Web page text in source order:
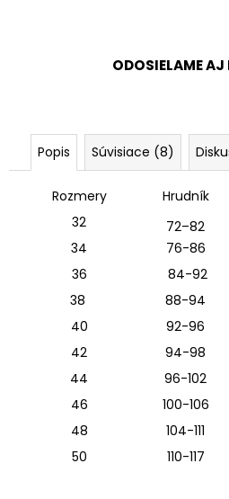
ODOSIELAME AJ
Popis Súvisiace (8)
Rozmery Hrudník
32
72–82
34
76-86
36
84-92
38
88-94
40
92-96
42
94-98
44
96-102
46
100-106
48
104-111
50
110-117